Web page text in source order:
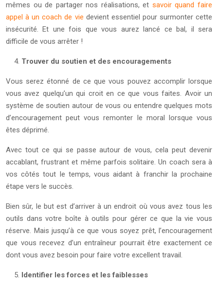
mêmes ou de partager nos réalisations, et savoir quand faire
appel à un coach de vie devient essentiel pour surmonter cette
insécurité. Et une fois que vous aurez lancé ce bal, il sera
difficile de vous arrêter !
Trouver du soutien et des encouragements
Vous serez étonné de ce que vous pouvez accomplir lorsque
vous avez quelqu’un qui croit en ce que vous faites. Avoir un
système de soutien autour de vous ou entendre quelques mots
d’encouragement peut vous remonter le moral lorsque vous
êtes déprimé.
Avec tout ce qui se passe autour de vous, cela peut devenir
accablant, frustrant et même parfois solitaire. Un coach sera à
vos côtés tout le temps, vous aidant à franchir la prochaine
étape vers le succès.
Bien sûr, le but est d’arriver à un endroit où vous avez tous les
outils dans votre boîte à outils pour gérer ce que la vie vous
réserve. Mais jusqu’à ce que vous soyez prêt, l’encouragement
que vous recevez d’un entraîneur pourrait être exactement ce
dont vous avez besoin pour faire votre excellent travail.
Identifier les forces et les faiblesses